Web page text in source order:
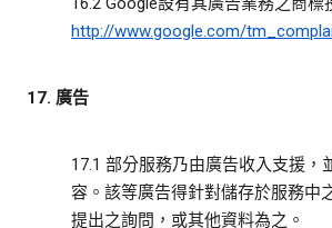
http://www.google.com/
17. 廣告
17.1 部分服務乃由廣告收入支援，
容。該等廣告得針對儲存於服務中
提出之詢問，或其他資料為之。